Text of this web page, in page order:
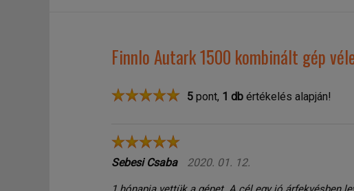
Finnlo Autark 1500 kombinált gép
5 pont, 1 db értékelés alapján!
Sebesi Csaba 2020. 01. 12.